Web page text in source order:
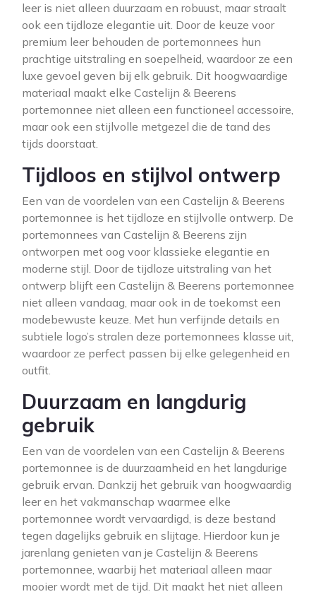
leer is niet alleen duurzaam en robuust, maar straalt
ook een tijdloze elegantie uit. Door de keuze voor
premium leer behouden de portemonnees hun
prachtige uitstraling en soepelheid, waardoor ze een
luxe gevoel geven bij elk gebruik. Dit hoogwaardige
materiaal maakt elke Castelijn & Beerens
portemonnee niet alleen een functioneel accessoire,
maar ook een stijlvolle metgezel die de tand des
tijds doorstaat.
Tijdloos en stijlvol ontwerp
Een van de voordelen van een Castelijn & Beerens
portemonnee is het tijdloze en stijlvolle ontwerp. De
portemonnees van Castelijn & Beerens zijn
ontworpen met oog voor klassieke elegantie en
moderne stijl. Door de tijdloze uitstraling van het
ontwerp blijft een Castelijn & Beerens portemonnee
niet alleen vandaag, maar ook in de toekomst een
modebewuste keuze. Met hun verfijnde details en
subtiele logo’s stralen deze portemonnees klasse uit,
waardoor ze perfect passen bij elke gelegenheid en
outfit.
Duurzaam en langdurig
gebruik
Een van de voordelen van een Castelijn & Beerens
portemonnee is de duurzaamheid en het langdurige
gebruik ervan. Dankzij het gebruik van hoogwaardig
leer en het vakmanschap waarmee elke
portemonnee wordt vervaardigd, is deze bestand
tegen dagelijks gebruik en slijtage. Hierdoor kun je
jarenlang genieten van je Castelijn & Beerens
portemonnee, waarbij het materiaal alleen maar
mooier wordt met de tijd. Dit maakt het niet alleen